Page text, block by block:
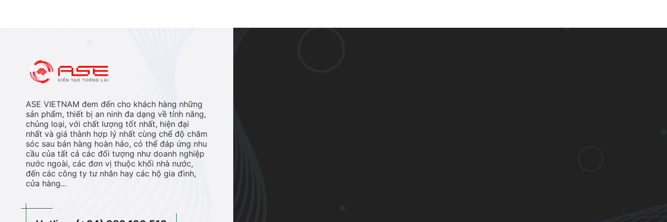
ASE VIETNAM đem đến cho khách hàng những
sản phẩm, thiết bị an ninh đa dạng về tính năng,
chủng loại, với chất lượng tốt nhất, hiện đại
nhất và giá thành hợp lý nhất cùng chế độ chăm
sóc sau bán hàng hoàn hảo, có thể đáp ứng nhu
cầu của tất cả các đối tượng như doanh nghiệp
nước ngoài, các đơn vị thuộc khối nhà nước,
đến các công ty tư nhân hay các hộ gia đình,
cửa hàng...